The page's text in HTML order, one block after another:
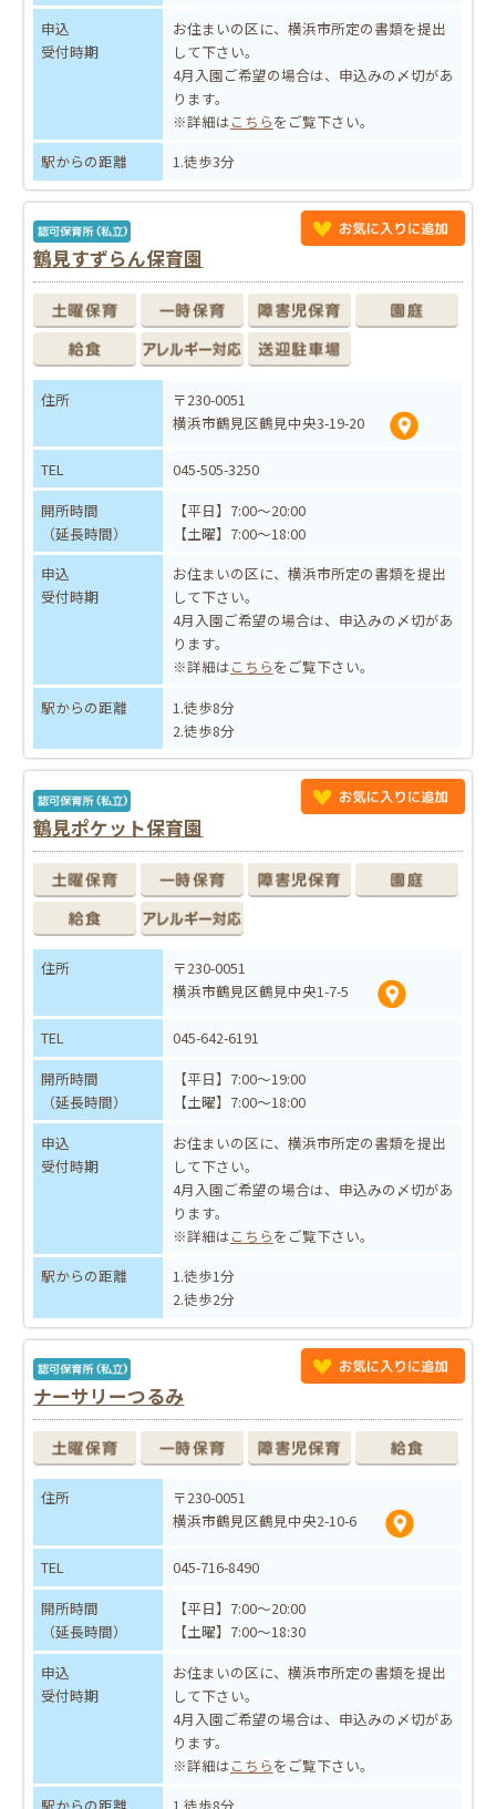
申込
受付時期
お住まいの区に、横浜市所定の書類を提出
して下さい。
4月入園ご希望の場合は、申込みの〆切があ
ります。
※詳細はこちらをご覧下さい。
駅からの距離
1.徒歩3分
鶴見すずらん保育園
住所
〒230-0051
横浜市鶴見区鶴見中央3-19-20
TEL
045-505-3250
開所時間
（延長時間）
【平日】7:00～20:00
【土曜】7:00～18:00
申込
受付時期
お住まいの区に、横浜市所定の書類を提出
して下さい。
4月入園ご希望の場合は、申込みの〆切があ
ります。
※詳細はこちらをご覧下さい。
駅からの距離
1.徒歩8分
2.徒歩8分
鶴見ポケット保育園
住所
〒230-0051
横浜市鶴見区鶴見中央1-7-5
TEL
045-642-6191
開所時間
（延長時間）
【平日】7:00～19:00
【土曜】7:00～18:00
申込
受付時期
お住まいの区に、横浜市所定の書類を提出
して下さい。
4月入園ご希望の場合は、申込みの〆切があ
ります。
※詳細はこちらをご覧下さい。
駅からの距離
1.徒歩1分
2.徒歩2分
ナーサリーつるみ
住所
〒230-0051
横浜市鶴見区鶴見中央2-10-6
TEL
045-716-8490
開所時間
（延長時間）
【平日】7:00～20:00
【土曜】7:00～18:30
申込
受付時期
お住まいの区に、横浜市所定の書類を提出
して下さい。
4月入園ご希望の場合は、申込みの〆切があ
ります。
※詳細はこちらをご覧下さい。